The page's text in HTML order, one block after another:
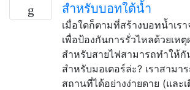
สำหรับบอทใต้น้ำ
เมื่อใดก็ตามที่สร้างบอทน้ำเร
เพื่อป้องกันการรั่วไหลด้วยเห
สำหรับสายไฟสามารถทำให้
สำหรับมอเตอร์ล่ะ? เราสาม
สถานที่ได้อย่างง่ายดาย (และ